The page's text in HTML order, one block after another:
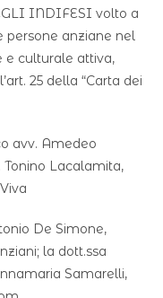
INDIFESI volto a
persone anziane nel
e culturale attiva,
25 della “Carta dei
avv. Amedeo
Lacalamita,
De Simone,
la dott.ssa
Samarelli,